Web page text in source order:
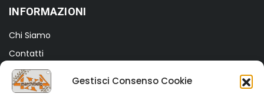
Gestisci Consenso Cookie
INFORMAZIONI
Chi Siamo
Contatti
Termini e Condizioni
Privacy Policy